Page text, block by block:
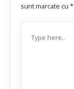
sunt marcate cu *